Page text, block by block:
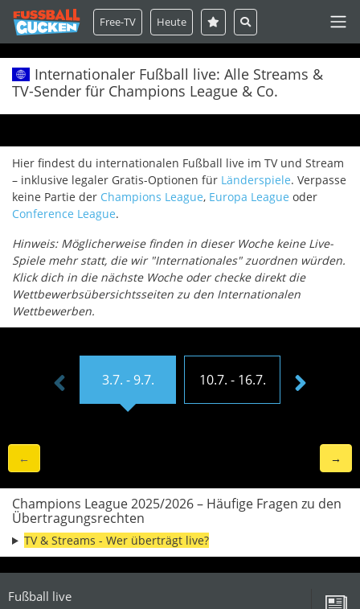
Free-TV Heute
Internationaler Fußball live: Alle Streams &
TV-Sender für Champions League & Co.
Hier findest du internationalen Fußball live im TV und Stream
– inklusive legaler Gratis-Optionen für Länderspiele. Verpasse
keine Partie der Champions League, Europa League oder
Conference League.
Hinweis: Möglicherweise finden in dieser Woche keine Live-
Spiele mehr statt, die wir "Internationales" zuordnen würden.
Klick dich in die nächste Woche oder checke direkt die
Wettbewerbsübersichtsseiten zu den Internationalen
Wettbewerben.
3.7. - 9.7. 10.7. - 16.7. 17.7. -
← →
Champions League 2025/2026 – Häufige Fragen zu den
Übertragungsrechten
TV & Streams - Wer überträgt live?
Fußball live